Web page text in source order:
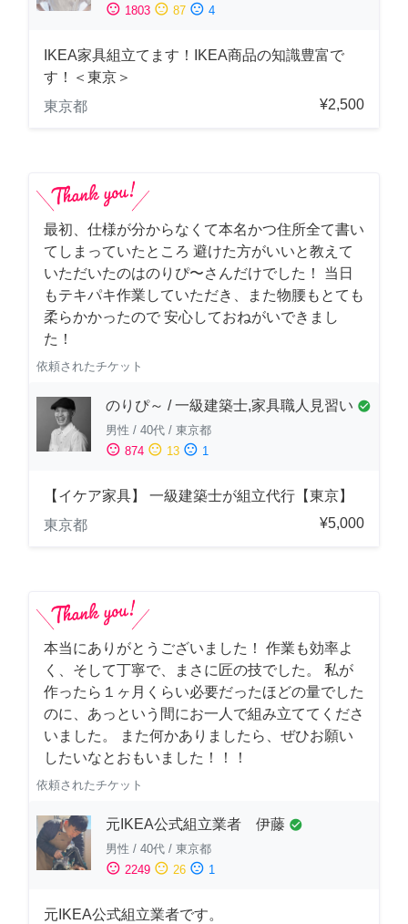
sentiment_satisfied 1803 sentiment_neutral 87 sentiment_dissatisfied 4
IKEA家具組立てます！IKEA商品の知識豊富で
す！＜東京＞
東京都
¥2,500
最初、仕様が分からなくて本名かつ住所全て書い
てしまっていたところ 避けた方がいいと教えて
いただいたのはのりぴ〜さんだけでした！ 当日
もテキパキ作業していただき、また物腰もとても
柔らかかったので 安心しておねがいできまし
た！
依頼されたチケット
のりぴ～ / 一級建築士,家具職人見習い check_circle
男性 / 40代 / 東京都
sentiment_satisfied 874 sentiment_neutral 13 sentiment_dissatisfied 1
【イケア家具】 一級建築士が組立代行【東京】
東京都
¥5,000
本当にありがとうございました！ 作業も効率よ
く、そして丁寧で、まさに匠の技でした。 私が
作ったら１ヶ月くらい必要だったほどの量でした
のに、あっという間にお一人で組み立ててくださ
いました。 また何かありましたら、ぜひお願い
したいなとおもいました！！！
依頼されたチケット
元IKEA公式組立業者 伊藤 check_circle
男性 / 40代 / 東京都
sentiment_satisfied 2249 sentiment_neutral 26 sentiment_dissatisfied 1
元IKEA公式組立業者です。